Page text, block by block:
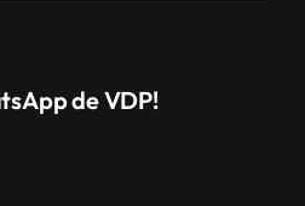
de VDP!